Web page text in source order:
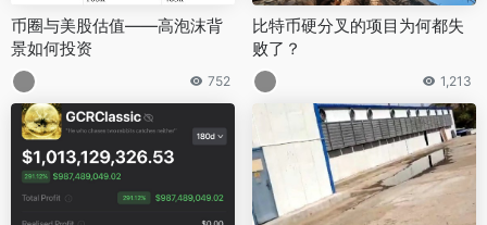
币圈与美股估值——高泡沫背
景如何投资
752
比特币硬分叉的项目为何都失
败了？
1,213